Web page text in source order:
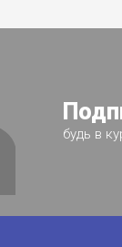
будь в